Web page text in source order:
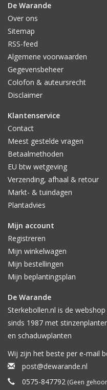
De Warande
Over ons
Sitemap
RSS-feed
Algemene voorwaarden
Gegevensbeheer
Colofon & auteursrecht
Disclaimer
Klantenservice
Contact
Meest gestelde vragen
Betaalmethoden
EU btw wetgeving
Verzending, afhaal & retour
Markt- & tuindagen
Plantadvies
Mijn account
Registreren
Mijn winkelwagen
Mijn bestellingen
Mijn beplantingsplan
De Warande
Sterkebollen.nl is de
sinds 1987 met
en schaduwplanten
Wij zijn het beste per e-mail
post@dewarande.nl
0575-847792 (Geen